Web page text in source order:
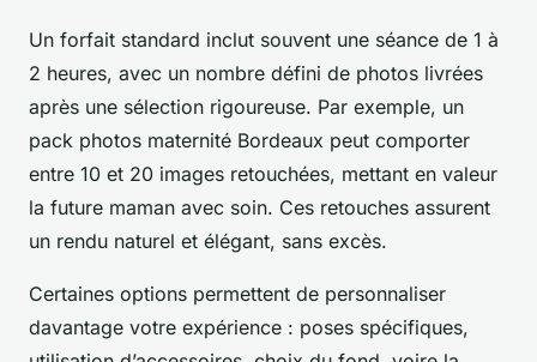
Un forfait standard inclut souvent une séance de 1 à
2 heures, avec un nombre défini de photos livrées
après une sélection rigoureuse. Par exemple, un
pack photos maternité Bordeaux peut comporter
entre 10 et 20 images retouchées, mettant en valeur
la future maman avec soin. Ces retouches assurent
un rendu naturel et élégant, sans excès.
Certaines options permettent de personnaliser
davantage votre expérience : poses spécifiques,